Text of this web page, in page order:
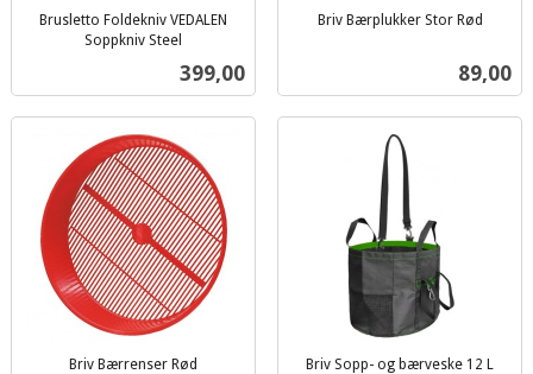
Brusletto Foldekniv VEDALEN
Soppkniv Steel
Pris
399,00
Briv Bærplukker Stor Rød
Pris
89,00
Briv Bærrenser Rød Briv Sopp- og bærveske 12 L